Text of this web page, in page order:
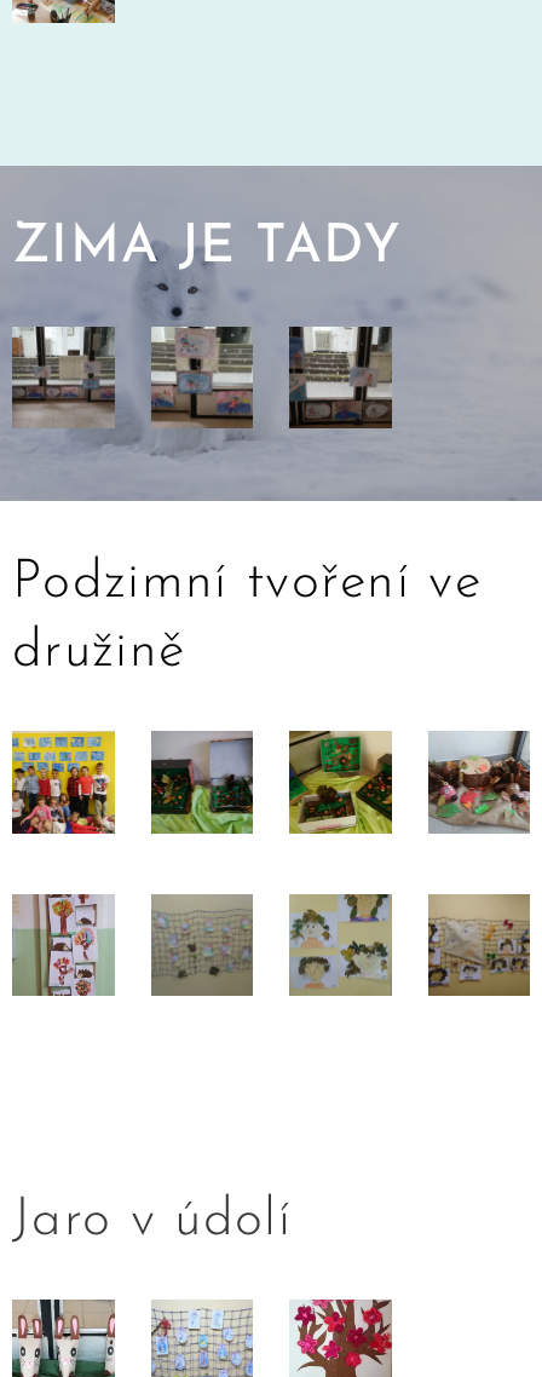
ZIMA JE TADY
Podzimní tvoření ve
družině
Jaro v údolí